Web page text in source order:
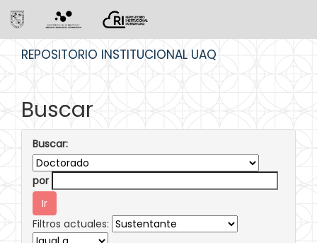
REPOSITORIO INSTITUCIONAL UAQ
Buscar
Buscar:
por
Filtros actuales: